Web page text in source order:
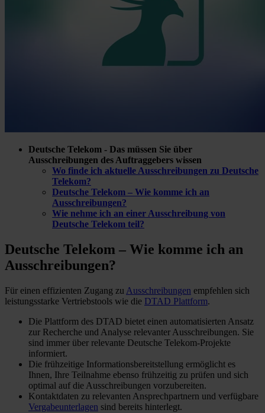
Deutsche Telekom - Das müssen Sie über
Ausschreibungen des Auftraggebers wissen
Wo finde ich aktuelle Ausschreibungen zu Deutsche
Telekom?
Deutsche Telekom – Wie komme ich an
Ausschreibungen?
Wie nehme ich an einer Ausschreibung von
Deutsche Telekom teil?
Deutsche Telekom – Wie komme ich an
Ausschreibungen?
Für einen effizienten Zugang zu Ausschreibungen empfehlen sich
leistungsstarke Vertriebstools wie die DTAD Plattform.
Die Plattform des DTAD bietet einen automatisierten Ansatz
zur Recherche und Analyse relevanter Ausschreibungen. Sie
sind immer über relevante Deutsche Telekom-Projekte
informiert.
Die frühzeitige Informationsbereitstellung ermöglicht es
Ihnen, Ihre Teilnahme ebenso frühzeitig zu prüfen und sich
optimal auf die Ausschreibungen vorzubereiten.
Kontaktdaten zu relevanten Ansprechpartnern und verfügbare
Vergabeunterlagen sind bereits hinterlegt.